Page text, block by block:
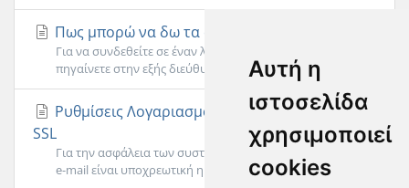
Αυτή η
ιστοσελίδα
χρησιμοποιεί
cookies
Πως μπορώ να δω τα email μου μέσω web;
Για να συνδεθείτε σε έναν λογαριασμό email μέσω web
πηγαίνετε στην εξής διεύθυνση (όπου domain.gr...
Ρυθμίσεις Λογαριασμού e-mail με σύνδεση
SSL
Για την ασφάλεια των συστημάτων και των λογαριασμών
e-mail είναι υποχρεωτική η σύνδεση με SSL για...